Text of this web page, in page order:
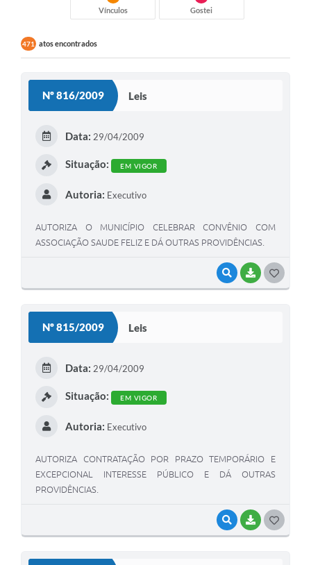
Vínculos Gostei
471 atos encontrados
Nº 816/2009 Leis
VISUALIZAR
BAIXAR
Data: 29/04/2009
Situação: EM VIGOR
Autoria: Executivo
AUTORIZA O MUNICÍPIO CELEBRAR CONVÊNIO COM
ASSOCIAÇÃO SAUDE FELIZ E DÁ OUTRAS PROVIDÊNCIAS.
Nº 815/2009 Leis
VISUALIZAR
BAIXAR
Data: 29/04/2009
Situação: EM VIGOR
Autoria: Executivo
AUTORIZA CONTRATAÇÃO POR PRAZO TEMPORÁRIO E
EXCEPCIONAL INTERESSE PÚBLICO E DÁ OUTRAS
PROVIDÊNCIAS.